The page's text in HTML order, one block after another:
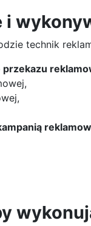
i
technik
przekazu